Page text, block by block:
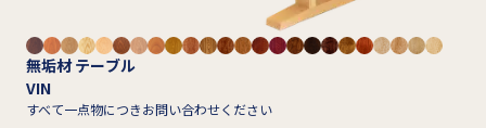
無垢材 テーブル
VIN
すべて一点物につきお問い合わせください